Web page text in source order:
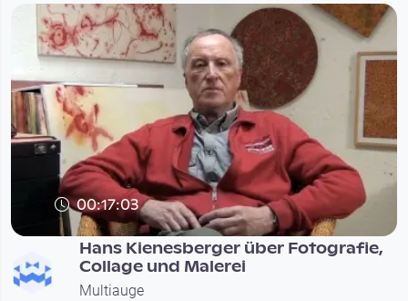
00:17:03
Hans Kienesberger über Fotografie,
Collage und Malerei
Multiauge